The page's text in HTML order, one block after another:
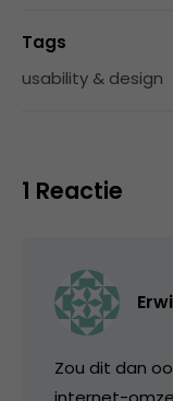
Tags
usability & design
1 Reactie
Zou dit dan